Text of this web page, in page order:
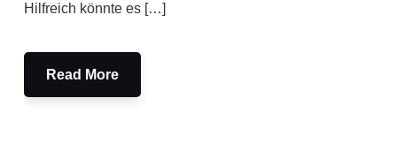
Hilfreich könnte es […]
Read More